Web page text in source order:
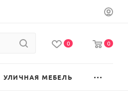
0 0
УЛИЧНАЯ МЕБЕЛЬ